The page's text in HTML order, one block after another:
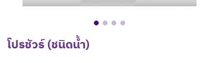
โปรชัวร์ (ชนิดน้ำ)